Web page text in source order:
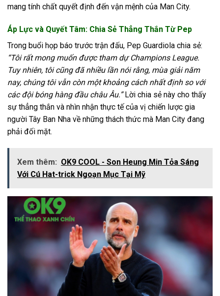
mang tính chất quyết định đến vận mệnh của Man City.
Áp Lực và Quyết Tâm: Chia Sẻ Thẳng Thắn Từ Pep
Trong buổi họp báo trước trận đấu, Pep Guardiola chia sẻ:
“Tôi rất mong muốn được tham dự Champions League.
Tuy nhiên, tôi cũng đã nhiều lần nói rằng, mùa giải năm
nay, chúng tôi vẫn còn một khoảng cách nhất định so với
các đội bóng hàng đầu châu Âu.”Lời chia sẻ này cho thấy
sự thẳng thắn và nhìn nhận thực tế của vị chiến lược gia
người Tây Ban Nha về những thách thức mà Man City đang
phải đối mặt.
Xem thêm: OK9 COOL - Son Heung Min Tỏa Sáng
Với Cú Hat-trick Ngoạn Mục Tại Mỹ